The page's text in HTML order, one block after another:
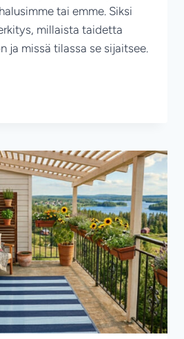
tai emme. Siksi
millaista taidetta
ja missä tilassa se sijaitsee.